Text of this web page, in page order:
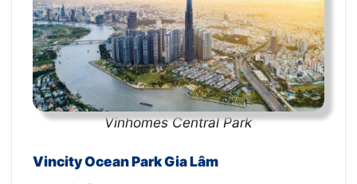
Vinhomes Central Park
Vincity Ocean Park Gia Lâm